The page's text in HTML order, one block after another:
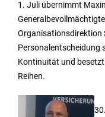
1. Juli übernimmt
Organisationsdirektion
Personalentscheidung
Kontinuität und
Reihen.